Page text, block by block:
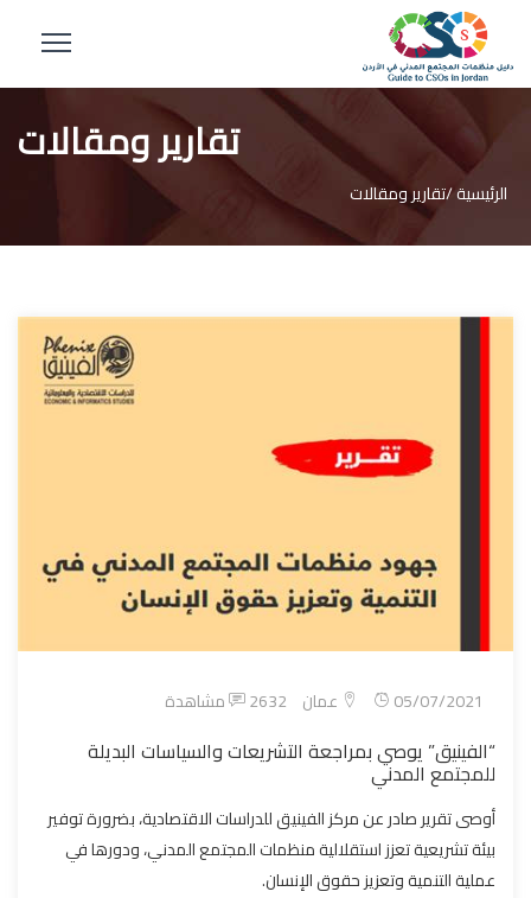
تقارير ومقالات
الرئيسية /تقارير ومقالات
05/07/2021 عمان 2632 مشاهدة
“الفينيق” يوصي بمراجعة التشريعات والسياسات البديلة
للمجتمع المدني
أوصى تقرير صادر عن مركز الفينيق للدراسات الاقتصادية، بضرورة توفير
بيئة تشريعية تعزز استقلالية منظمات المجتمع المدني، ودورها في
عملية التنمية وتعزيز حقوق الإنسان.